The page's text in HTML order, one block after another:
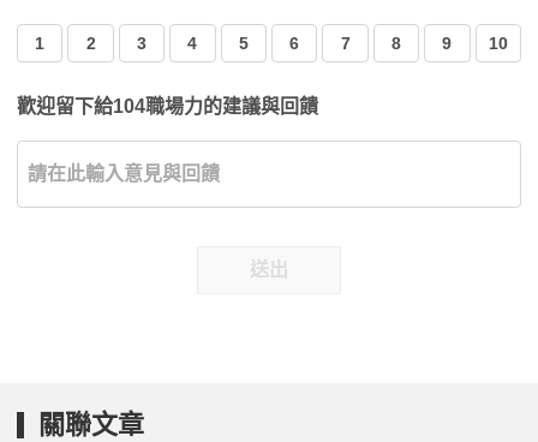
1 2 3 4 5 6 7 8 9 10
歡迎留下給104職場力的建議與回饋
送出
關聯文章